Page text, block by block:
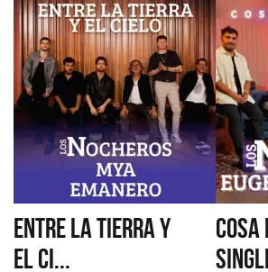
ENTRE LA TIERRA Y
EL CI...
COSA